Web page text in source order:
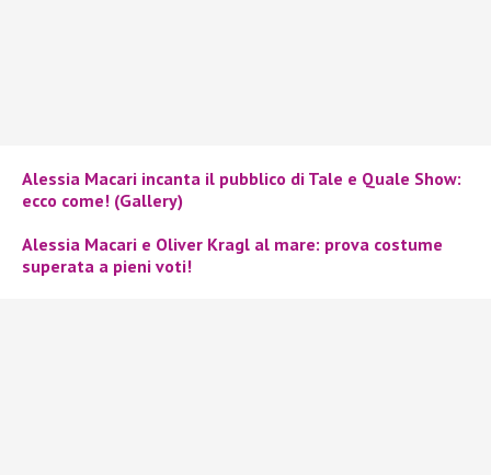
Alessia Macari incanta il pubblico di Tale e Quale Show:
ecco come! (Gallery)
Alessia Macari e Oliver Kragl al mare: prova costume
superata a pieni voti!